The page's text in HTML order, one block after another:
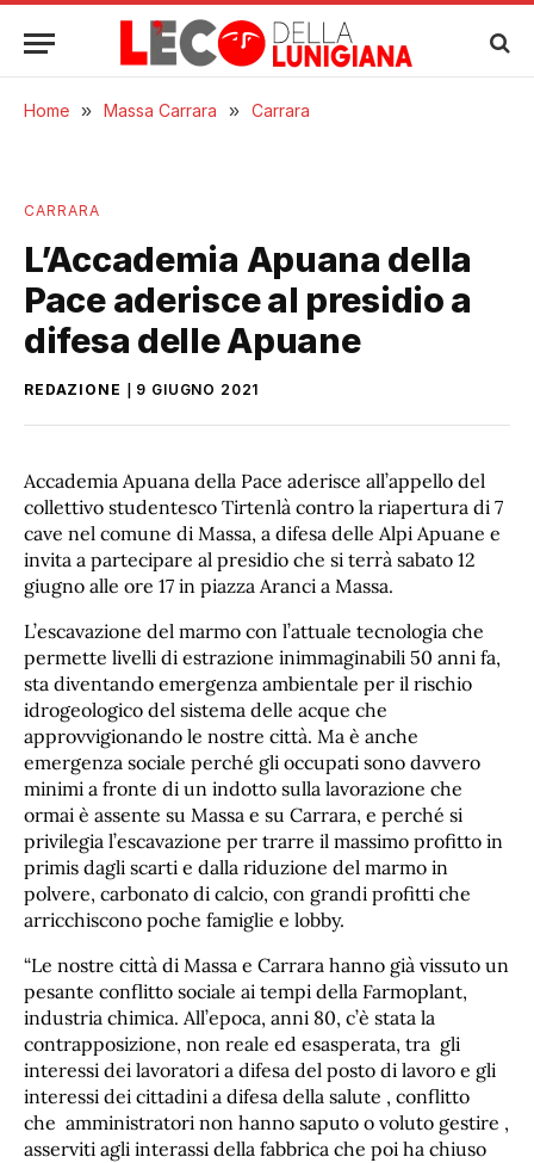
Home » Massa Carrara » Carrara
CARRARA
L’Accademia Apuana della
Pace aderisce al presidio a
difesa delle Apuane
REDAZIONE 9 GIUGNO 2021
Accademia Apuana della Pace aderisce all’appello del
collettivo studentesco Tirtenlà contro la riapertura di 7
cave nel comune di Massa, a difesa delle Alpi Apuane e
invita a partecipare al presidio che si terrà sabato 12
giugno alle ore 17 in piazza Aranci a Massa.
L’escavazione del marmo con l’attuale tecnologia che
permette livelli di estrazione inimmaginabili 50 anni fa,
sta diventando emergenza ambientale per il rischio
idrogeologico del sistema delle acque che
approvvigionando le nostre città. Ma è anche
emergenza sociale perché gli occupati sono davvero
minimi a fronte di un indotto sulla lavorazione che
ormai è assente su Massa e su Carrara, e perché si
privilegia l’escavazione per trarre il massimo profitto in
primis dagli scarti e dalla riduzione del marmo in
polvere, carbonato di calcio, con grandi profitti che
arricchiscono poche famiglie e lobby.
“Le nostre città di Massa e Carrara hanno già vissuto un
pesante conflitto sociale ai tempi della Farmoplant,
industria chimica. All’epoca, anni 80, c’è stata la
contrapposizione, non reale ed esasperata, tra gli
interessi dei lavoratori a difesa del posto di lavoro e gli
interessi dei cittadini a difesa della salute , conflitto
che amministratori non hanno saputo o voluto gestire ,
asserviti agli interassi della fabbrica che poi ha chiuso